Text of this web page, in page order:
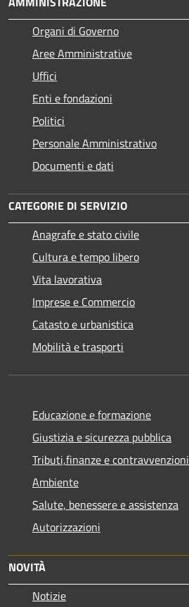
Organi di Governo
Aree Amministrative
Uffici
Enti e fondazioni
Politici
Personale Amministrativo
Documenti e dati
CATEGORIE DI SERVIZIO
Anagrafe e stato civile
Cultura e tempo libero
Vita lavorativa
Imprese e Commercio
Catasto e urbanistica
Mobilità e trasporti
Educazione e formazione
Giustizia e sicurezza pubblica
Tributi,finanze e contravvenzioni
Ambiente
Salute, benessere e assistenza
Autorizzazioni
NOVITÀ
Notizie